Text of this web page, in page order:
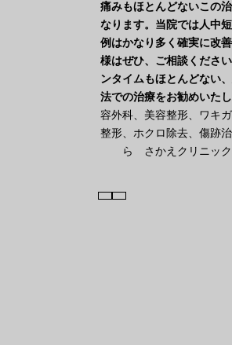
痛みもほとんどないこの
なります。当院では人中
例はかなり多く確実に改
様はぜひ、ご相談くださ
ンタイムもほとんどない
法での治療をお勧めいたし
容外科、美容整形、ワキ
整形、ホクロ除去、傷跡
ら さかえクリニック